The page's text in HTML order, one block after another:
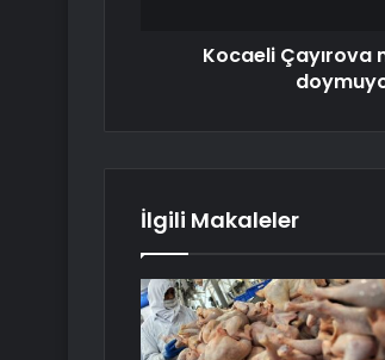
Kocaeli Çayırova
İlgili Makaleler